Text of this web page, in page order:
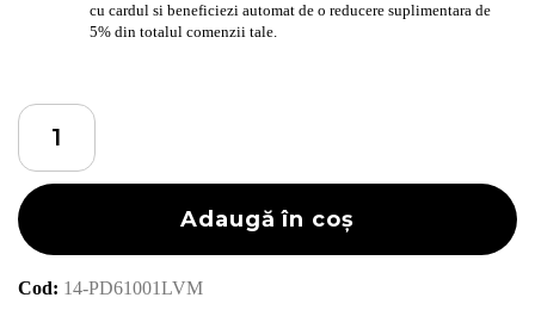
cu cardul si beneficiezi automat de o reducere suplimentara de
5% din totalul comenzii tale.
Cantitate
Brățară
Stones
cu
pietre
Adaugă în coș
Cod: 14-PD61001LVM